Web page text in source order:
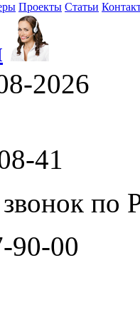
Проекты Статьи
2026
41
по
90-00